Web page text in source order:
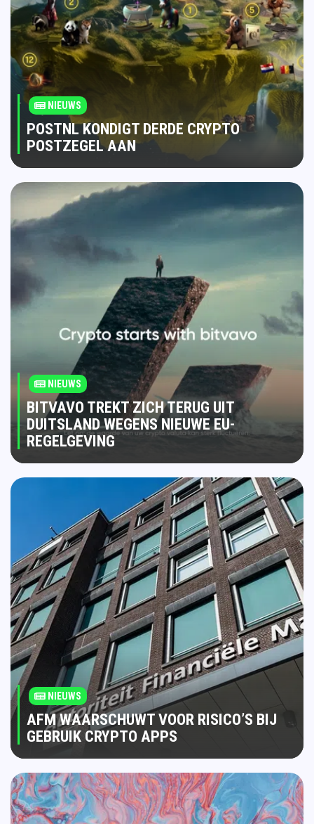
NIEUWS
POSTNL KONDIGT DERDE CRYPTO
POSTZEGEL AAN
NIEUWS
BITVAVO TREKT ZICH TERUG UIT
DUITSLAND WEGENS NIEUWE EU-
REGELGEVING
NIEUWS
AFM WAARSCHUWT VOOR RISICO’S BIJ
GEBRUIK CRYPTO APPS